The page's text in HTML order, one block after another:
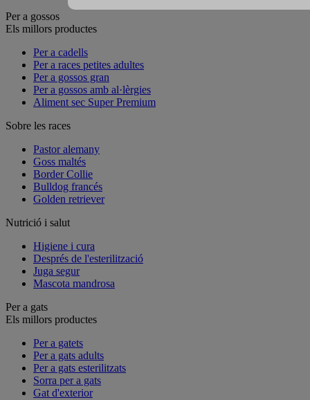
Per a gossos
Els millors productes
Per a cadells
Per a races petites adultes
Per a gossos gran
Per a gossos amb al·lèrgies
Aliment sec Super Premium
Sobre les races
Pastor alemany
Goss maltés
Border Collie
Bulldog francés
Golden retriever
Nutrició i salut
Higiene i cura
Després de l'esterilització
Juga segur
Mascota mandrosa
Per a gats
Els millors productes
Per a gatets
Per a gats adults
Per a gats esterilitzats
Sorra per a gats
Gat d'exterior